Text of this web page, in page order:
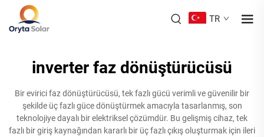
TR
inverter faz dönüştürücüsü
Bir evirici faz dönüştürücüsü, tek fazlı gücü verimli ve güvenilir bir
şekilde üç fazlı güce dönüştürmek amacıyla tasarlanmış, son
teknolojiye dayalı bir elektriksel çözümdür. Bu gelişmiş cihaz, tek
fazlı bir giriş kaynağından kararlı bir üç fazlı çıkış oluşturmak için ileri